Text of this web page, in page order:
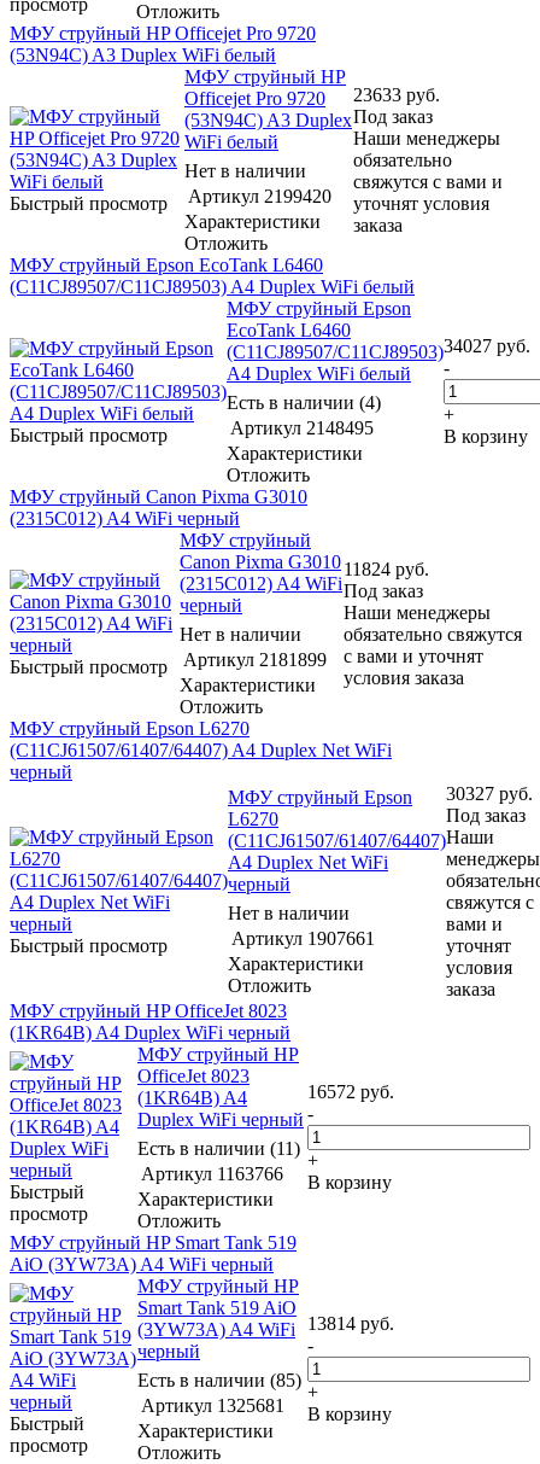
Отложить
МФУ струйный HP Officejet Pro 9720
(53N94C) A3 Duplex WiFi белый
Быстрый просмотр
МФУ струйный HP
Officejet Pro 9720
(53N94C) A3 Duplex
WiFi белый
Нет в наличии
Артикул 2199420
Характеристики
Отложить
23633 руб.
Под заказ
Наши менеджеры
обязательно
свяжутся с вами и
уточнят условия
заказа
МФУ струйный Epson EcoTank L6460
(C11CJ89507/C11CJ89503) A4 Duplex WiFi белый
Быстрый просмотр
МФУ струйный Epson
EcoTank L6460
(C11CJ89507/C11CJ89503)
A4 Duplex WiFi белый
Есть в наличии (4)
Артикул 2148495
Характеристики
Отложить
34027 руб.
-
+
В корзину
МФУ струйный Canon Pixma G3010
(2315C012) A4 WiFi черный
Быстрый просмотр
МФУ струйный
Canon Pixma G3010
(2315C012) A4 WiFi
черный
Нет в наличии
Артикул 2181899
Характеристики
Отложить
11824 руб.
Под заказ
Наши менеджеры
обязательно свяжутся
с вами и уточнят
условия заказа
МФУ струйный Epson L6270
(C11CJ61507/61407/64407) A4 Duplex Net WiFi
черный
Быстрый просмотр
МФУ струйный Epson
L6270
(C11CJ61507/61407/64407)
A4 Duplex Net WiFi
черный
Нет в наличии
Артикул 1907661
Характеристики
Отложить
30327 руб.
Под заказ
Наши
менеджеры
свяжутся с
вами и
уточнят
условия
заказа
МФУ струйный HP OfficeJet 8023
(1KR64B) A4 Duplex WiFi черный
Быстрый
просмотр
МФУ струйный HP
OfficeJet 8023
(1KR64B) A4
Duplex WiFi черный
Есть в наличии (11)
Артикул 1163766
Характеристики
Отложить
16572 руб.
-
+
В корзину
МФУ струйный HP Smart Tank 519
AiO (3YW73A) A4 WiFi черный
Быстрый
просмотр
МФУ струйный HP
Smart Tank 519 AiO
(3YW73A) A4 WiFi
черный
Есть в наличии (85)
Артикул 1325681
Характеристики
Отложить
13814 руб.
-
+
В корзину